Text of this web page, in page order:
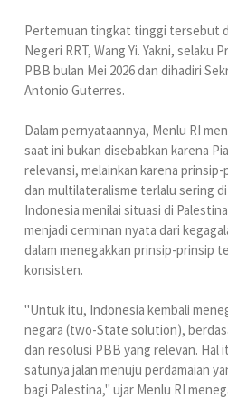
Pertemuan tingkat tinggi tersebut
Negeri RRT, Wang Yi. Yakni, selaku
PBB bulan Mei 2026 dan dihadiri
Antonio Guterres.
Dalam pernyataannya, Menlu RI
saat ini bukan disebabkan karena
relevansi, melainkan karena
dan multilateralisme terlalu sering
Indonesia menilai situasi di
menjadi cerminan nyata dari
dalam menegakkan prinsip-prinsip
konsisten.
"Untuk itu, Indonesia kembali
negara (two-State solution),
dan resolusi PBB yang relevan.
satunya jalan menuju perdamaian
bagi Palestina," ujar Menlu RI